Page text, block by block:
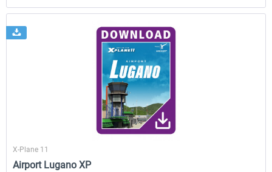
X-Plane 11
Airport Lugano XP